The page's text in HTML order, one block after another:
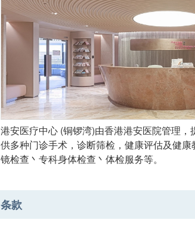
港安医疗中心 (铜锣湾)由香港港安医院管理
供多种门诊手术，诊断筛检，健康评估及健
镜检查丶专科身体检查丶体检服务等。
条款